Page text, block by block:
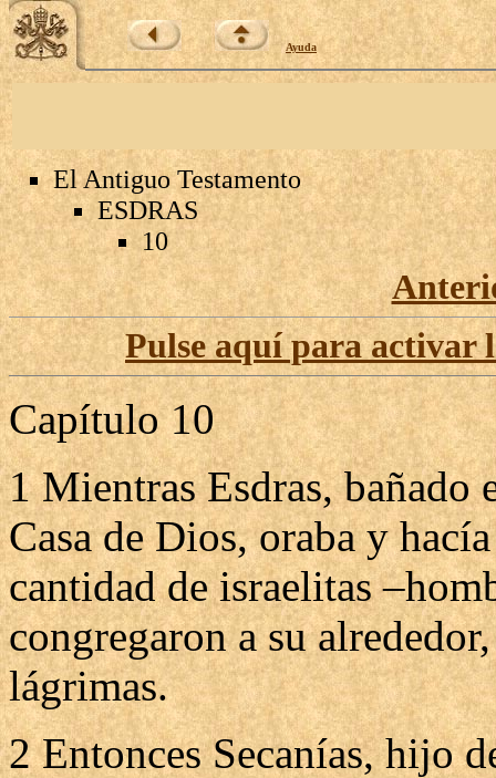
Ayuda
El Antiguo Testamento
ESDRAS
10
Pulse aquí para activar
Capítulo 10
1 Mientras Esdras, bañado
Casa de Dios, oraba y
cantidad de israelitas
congregaron a su
lágrimas.
2 Entonces Secanías, hijo